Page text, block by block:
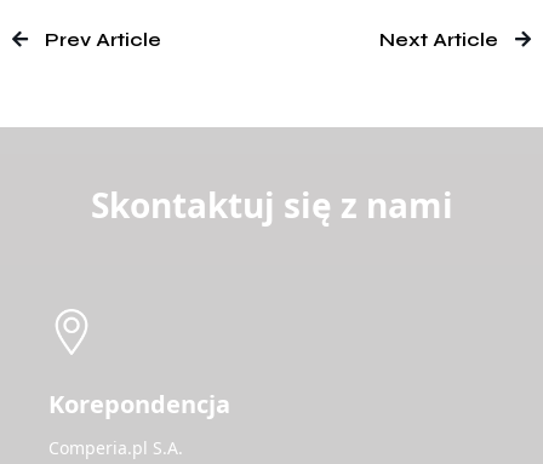
Prev Article Next Article
Skontaktuj się z nami
Korepondencja
Comperia.pl S.A.